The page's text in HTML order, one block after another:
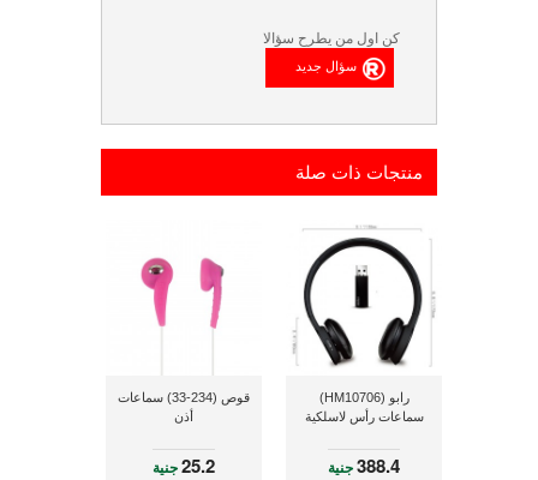
كن اول من يطرح سؤالا
منتجات ذات صلة
رابو (HM10706)
سماعات رأس لاسلكية
388.4جنية
قوص (234-33) سماعات
أذن
25.2جنية